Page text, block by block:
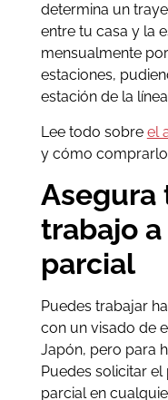
determina un
entre tu casa y la
mensualmente
estaciones,
estación de la
Lee todo sobre el
y cómo
Asegura
trabajo
parcial
Puedes trabajar
con un visado de
Japón, pero para
Puedes solicitar
parcial en